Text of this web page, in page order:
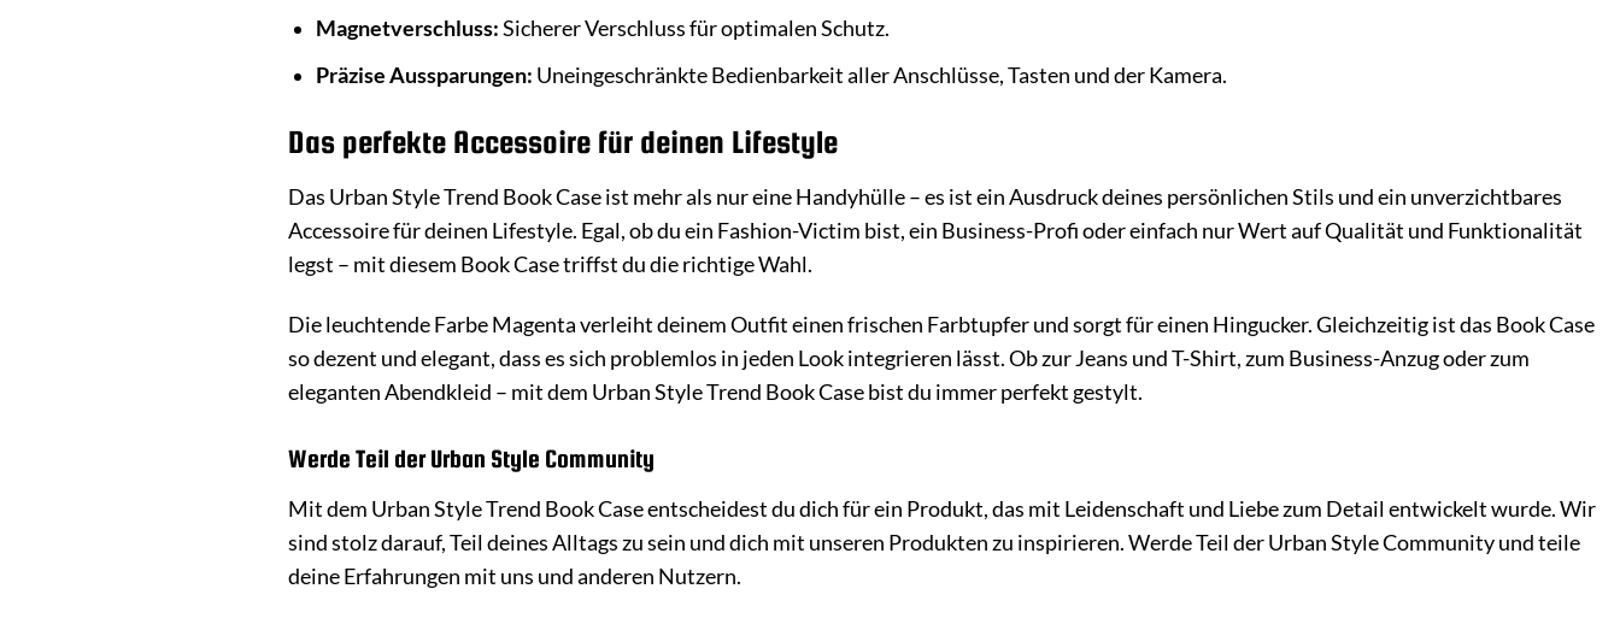
Magnetverschluss:Sicherer Verschluss für optimalen Schutz.
Präzise Aussparungen: Uneingeschränkte Bedienbarkeit aller Anschlüsse, Tasten und der Kamera.
Das perfekte Accessoire für deinen Lifestyle
Das Urban Style Trend Book Case ist mehr als nur eine Handyhülle – es ist ein Ausdruck deines persönlichen Stils und ein unverzichtbares
Accessoire für deinen Lifestyle. Egal, ob du ein Fashion-Victim bist, ein Business-Profi oder einfach nur Wert auf Qualität und Funktionalität
legst – mit diesem Book Case triffst du die richtige Wahl.
Die leuchtende Farbe Magenta verleiht deinem Outfit einen frischen Farbtupfer und sorgt für einen Hingucker. Gleichzeitig ist das Book Case
so dezent und elegant, dass es sich problemlos in jeden Look integrieren lässt. Ob zur Jeans und T-Shirt, zum Business-Anzug oder zum
eleganten Abendkleid – mit dem Urban Style Trend Book Case bist du immer perfekt gestylt.
Werde Teil der Urban Style Community
Mit dem Urban Style Trend Book Case entscheidest du dich für ein Produkt, das mit Leidenschaft und Liebe zum Detail entwickelt wurde. Wir
sind stolz darauf, Teil deines Alltags zu sein und dich mit unseren Produkten zu inspirieren. Werde Teil der Urban Style Community und teile
deine Erfahrungen mit uns und anderen Nutzern.